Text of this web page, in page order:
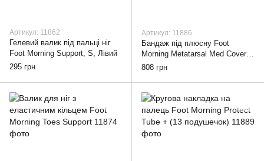
Артикул: 11862
Гелевий валик під пальці ніг
Foot Morning Support, S, Лівий
295 грн
Артикул: 11886
Бандаж під плюсну Foot
Morning Metatarsal Med Cover,
S
808 грн